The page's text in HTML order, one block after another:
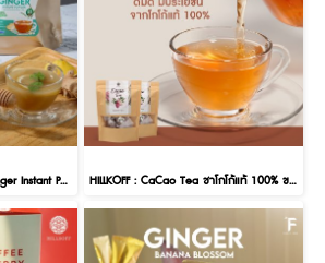
Hillkoff : ขิงผงออร์แกนิก Ginger Instant Powder HILLKOFF : CaCao Tea ชาโกโก้แท้ 100% ขนาด 100 กรัม